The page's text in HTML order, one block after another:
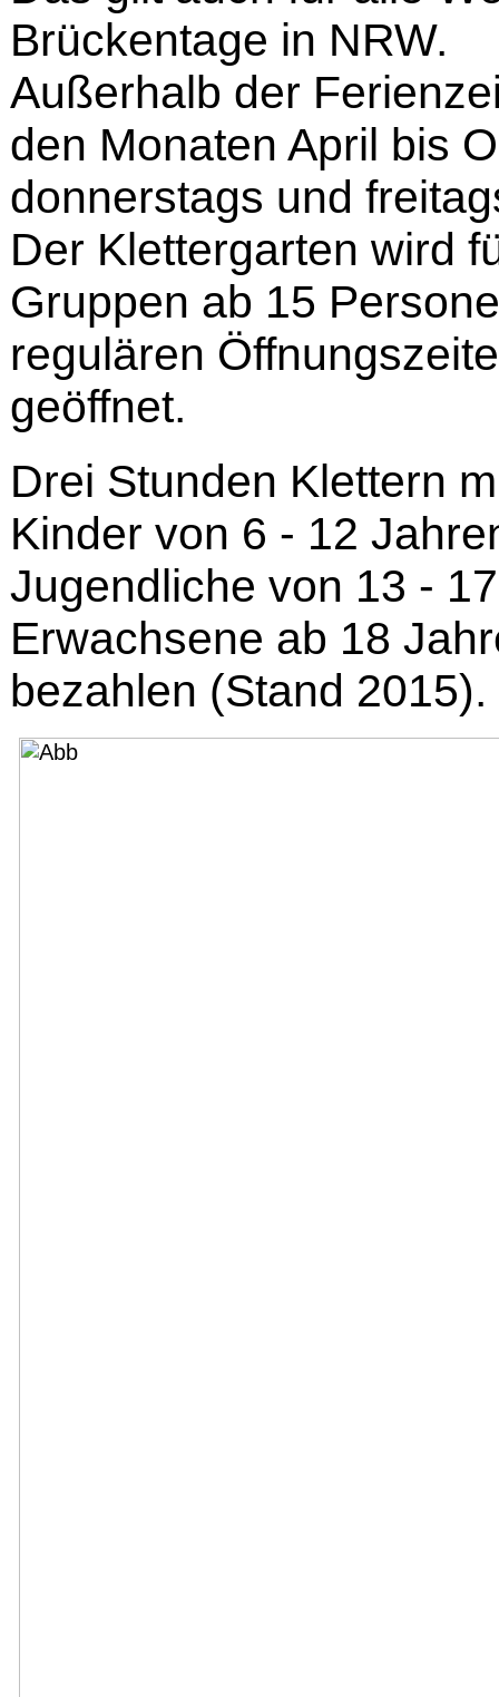
Brückentage in NRW.
Außerhalb der
den Monaten April bis
donnerstags und
Der Klettergarten wird
Gruppen ab 15
regulären
geöffnet.
Drei Stunden Klettern
Kinder von 6 - 12
Jugendliche von 13 -
Erwachsene ab 18
bezahlen (Stand 2015).